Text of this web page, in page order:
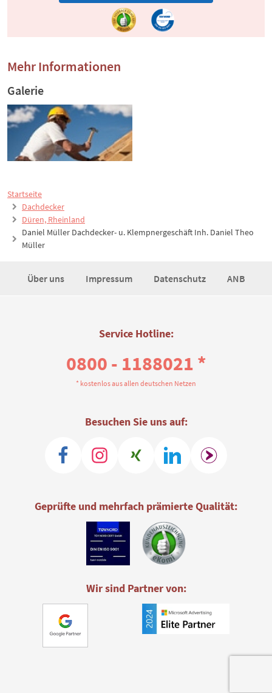
Startseite
Dachdecker
Düren, Rheinland
Daniel Müller Dachdecker- u. Klempnergeschäft Inh. Daniel Theo
Müller
Mehr Informationen
Galerie
Über uns Impressum Datenschutz ANB
Service Hotline:
0800 - 1188021 *
* kostenlos aus allen deutschen Netzen
Besuchen Sie uns auf:
Geprüfte und mehrfach prämierte Qualität:
Wir sind Partner von: